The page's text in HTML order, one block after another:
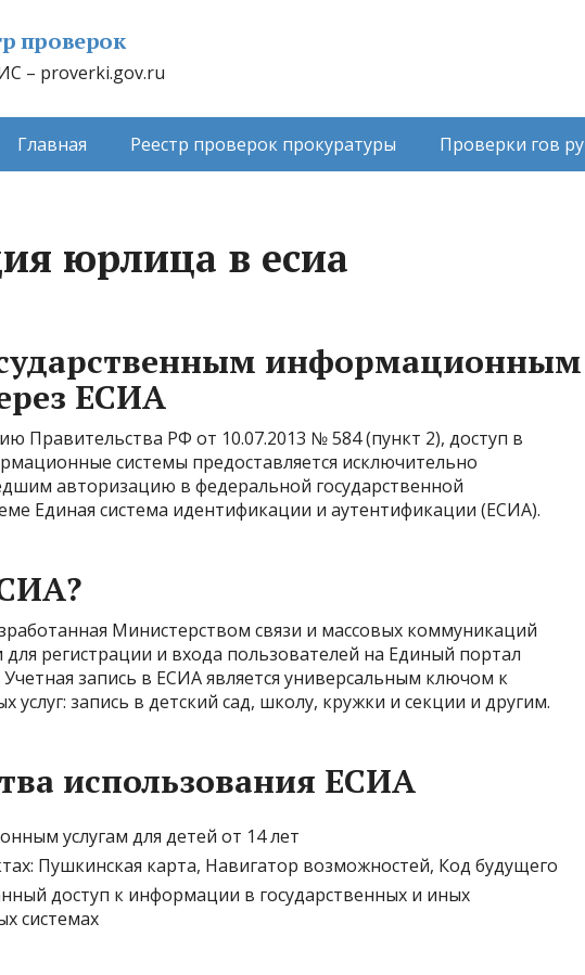
проверок
– proverki.gov.ru
Главная Реестр проверок прокуратуры Проверки гов ру
юрлица в есиа
информационным
ЕСИА
Правительства РФ от 10.07.2013 № 584 (пункт 2), доступ в
системы предоставляется исключительно
авторизацию в федеральной государственной
Единая система идентификации и аутентификации (ЕСИА).
Министерством связи и массовых коммуникаций
регистрации и входа пользователей на Единый портал
Учетная запись в ЕСИА является универсальным ключом к
услуг: запись в детский сад, школу, кружки и секции и другим.
использования ЕСИА
услугам для детей от 14 лет
Пушкинская карта, Навигатор возможностей, Код будущего
доступ к информации в государственных и иных
системах